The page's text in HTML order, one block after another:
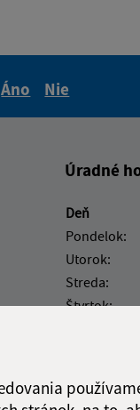
Áno
Nie
Úradné
Deň
Pondelok:
Utorok:
Streda:
Štvrtok: